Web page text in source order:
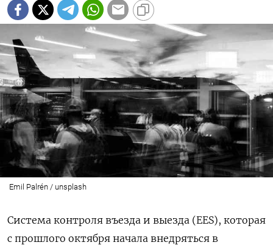
Emil Palrén / unsplash
Система контроля въезда и выезда (EES), которая
с прошлого октября начала внедряться в